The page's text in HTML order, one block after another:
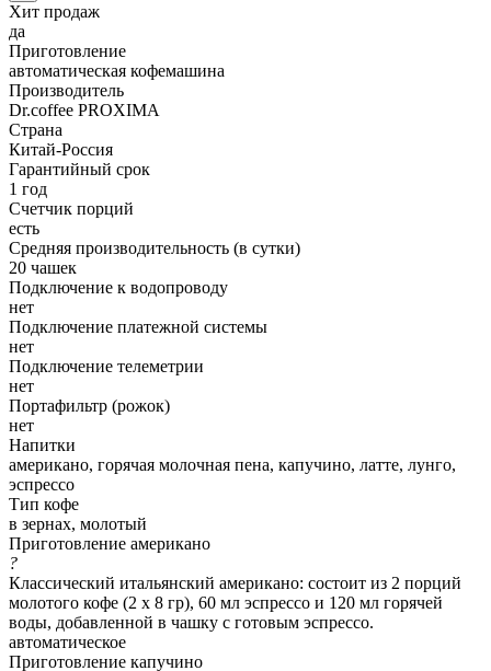
Хит продаж
да
Приготовление
автоматическая кофемашина
Производитель
Dr.coffee PROXIMA
Страна
Китай-Россия
Гарантийный срок
1 год
Счетчик порций
есть
Средняя производительность (в сутки)
20 чашек
Подключение к водопроводу
нет
Подключение платежной системы
нет
Подключение телеметрии
нет
Портафильтр (рожок)
нет
Напитки
американо, горячая молочная пена, капучино, латте, лунго,
эспрессо
Тип кофе
в зернах, молотый
Приготовление американо
?
Классический итальянский американо: состоит из 2 порций
молотого кофе (2 х 8 гр), 60 мл эспрессо и 120 мл горячей
воды, добавленной в чашку с готовым эспрессо.
автоматическое
Приготовление капучино